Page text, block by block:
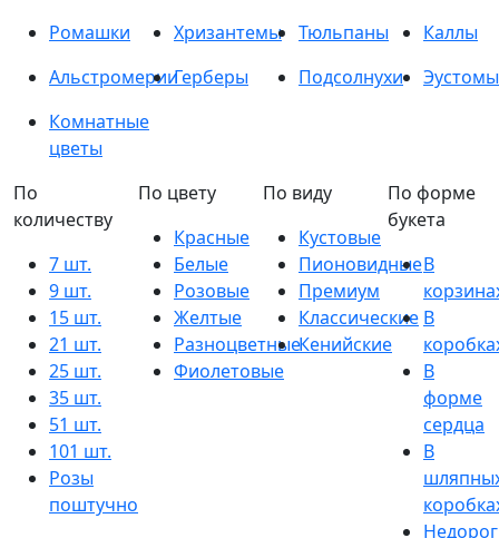
Ромашки
Хризантемы Тюльпаны
Каллы
АльстромерииГерберы Подсолнухи
Эустомы
Комнатные
цветы
По
количеству
7 шт.
9 шт.
15 шт.
21 шт.
25 шт.
35 шт.
51 шт.
101 шт.
Розы
поштучно
По цвету
Красные
Белые
Розовые
Желтые
Разноцветные
Фиолетовые
По виду
Кустовые
Пионовидные
Премиум
Классические
Кенийские
По форме
букета
В
В
В
форме
сердца
В